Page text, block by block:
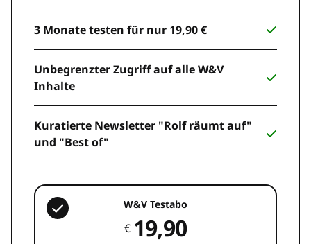
3 Monate testen für nur 19,90 €
Unbegrenzter Zugriff auf alle W&V
Inhalte
Kuratierte Newsletter "Rolf räumt auf"
und "Best of"
W&V Testabo
€ 19,90